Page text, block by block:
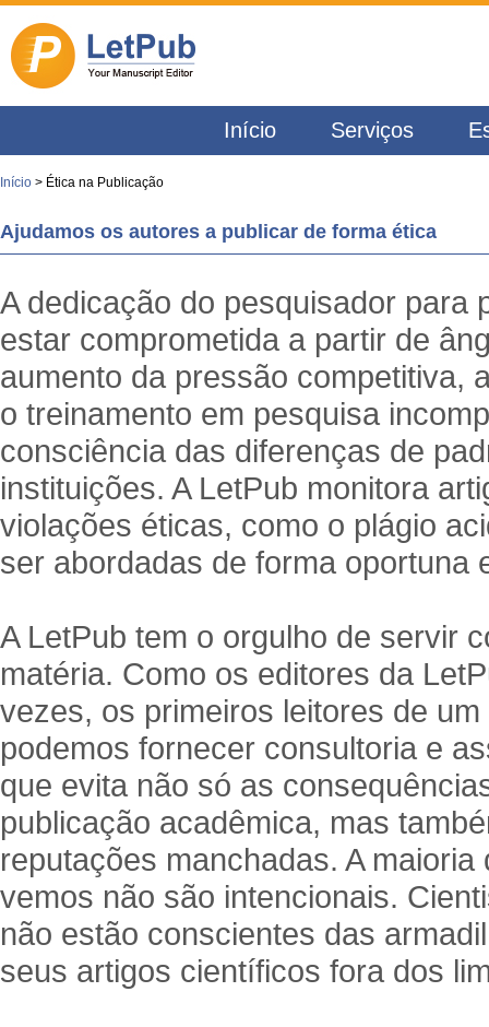
Início Serviços
Início > Ética na Publicação
Ajudamos os autores a publicar de forma ética
A dedicação do pesquisador para
estar comprometida a partir de
aumento da pressão competitiva,
o treinamento em pesquisa
consciência das diferenças de
instituições. A LetPub monitora
violações éticas, como o plágio
ser abordadas de forma oportuna
A LetPub tem o orgulho de servir
matéria. Como os editores da
vezes, os primeiros leitores de
podemos fornecer consultoria e
que evita não só as
publicação acadêmica, mas
reputações manchadas. A
vemos não são intencionais.
não estão conscientes das
seus artigos científicos fora dos